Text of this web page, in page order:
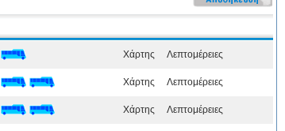
Χάρτης Λεπτομέρειες
Χάρτης Λεπτομέρειες
Χάρτης Λεπτομέρειες